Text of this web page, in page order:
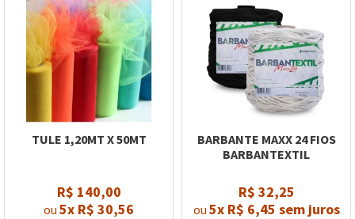
TULE 1,20MT X 50MT
R$ 140,00
ou 5x R$ 30,56
BARBANTE MAXX 24 FIOS
BARBANTEXTIL
R$ 32,25
ou 5x R$ 6,45 sem juros